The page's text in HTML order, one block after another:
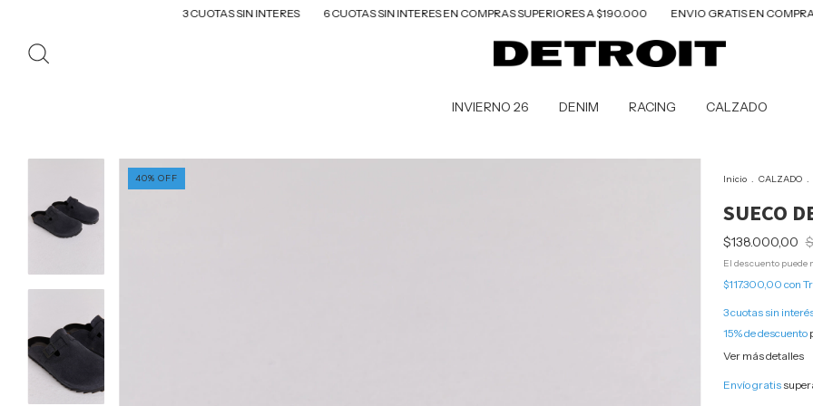
3 CUOTAS SIN INTERES 6 CUOTAS SIN INTERES EN COMPRAS SUPERIORES A $190.000 ENVIO GRATIS EN COMPRAS
INVIERNO 26 DENIM RACING CALZADO
40% OFF Inicio . CALZADO .
SUECO
$138.000,00
El descuento puede
$117.300,00 con
3cuotas sin
15% de descuento
Ver más detalles
Envío gratis